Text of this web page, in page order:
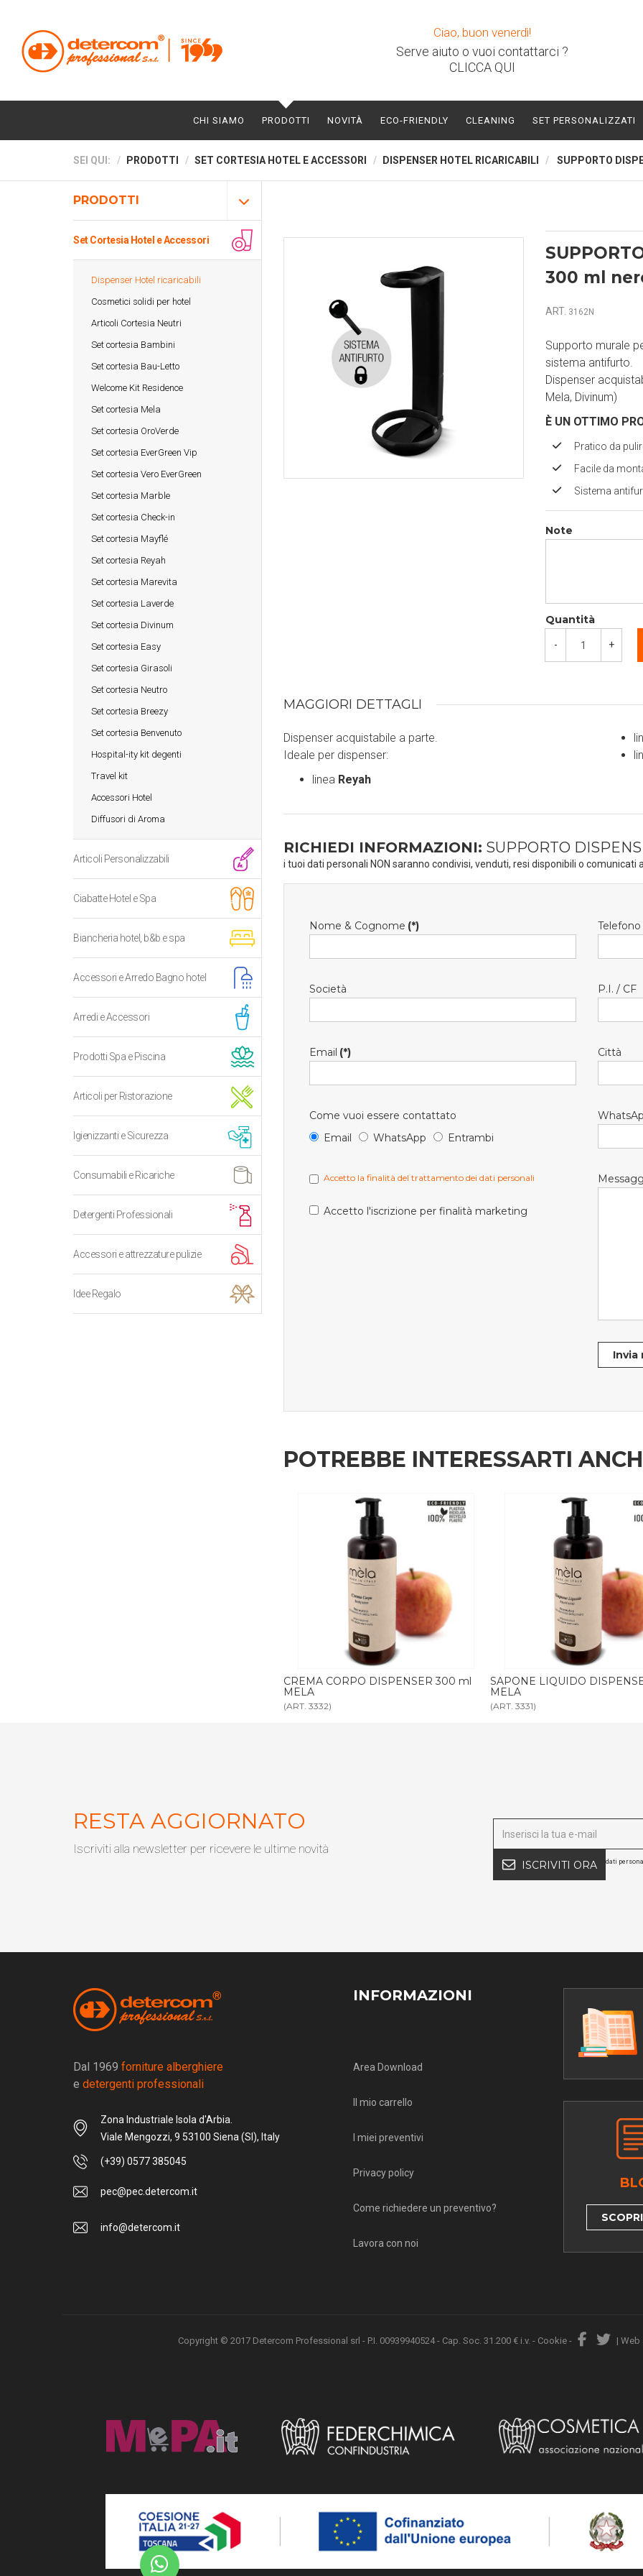
Ciao, buon venerdì!
Serve aiuto o vuoi contattarci ?
CLICCA QUI
CHI SIAMO PRODOTTI NOVITÀ ECO-FRIENDLY CLEANING SET PERSONALIZZATI
SEI QUI: PRODOTTI SET CORTESIA HOTEL E ACCESSORI DISPENSER HOTEL RICARICABILI SUPPORTO
PRODOTTI
Set Cortesia Hotel e Accessori
Dispenser Hotel ricaricabili
Cosmetici solidi per hotel
Articoli Cortesia Neutri
Set cortesia Bambini
Set cortesia Bau-Letto
Welcome Kit Residence
Set cortesia Mela
Set cortesia OroVerde
Set cortesia EverGreen Vip
Set cortesia Vero EverGreen
Set cortesia Marble
Set cortesia Check-in
Set cortesia Mayflé
Set cortesia Reyah
Set cortesia Marevita
Set cortesia Laverde
Set cortesia Divinum
Set cortesia Easy
Set cortesia Girasoli
Set cortesia Neutro
Set cortesia Breezy
Set cortesia Benvenuto
Hospital-ity kit degenti
Travel kit
Accessori Hotel
Diffusori di Aroma
Articoli Personalizzabili
Ciabatte Hotel e Spa
Biancheria hotel, b&b e spa
Accessori e Arredo Bagno hotel
Arredi e Accessori
Prodotti Spa e Piscina
Articoli per Ristorazione
Igienizzanti e Sicurezza
Consumabili e Ricariche
Detergenti Professionali
Accessori e attrezzature pulizie
Idee Regalo
300 ml
ART. 3162N
Supporto murale
sistema antifurto.
Dispenser
Mela, Divinum)
È UN OTTIMO
Pratico da
Facile da
Sistema
Note
Quantità
- +
MAGGIORI DETTAGLI
Dispenser acquistabile a parte.
Ideale per dispenser:
linea Reyah
RICHIEDI INFORMAZIONI: SUPPORTO
i tuoi dati personali NON saranno condivisi, venduti, resi disponibili o comunicati
Nome & Cognome (*) Telefono
Società P.I. / CF
Email (*) Città
Come vuoi essere contattato
Email
WhatsApp Entrambi
Accetto la finalità del trattamento dei dati personali
Accetto l'iscrizione per finalità marketing
Invia
POTREBBE INTERESSARTI
SAPONE LIQUIDO DISPENSER 300 ml
MELA
(ART. 3331)
BAGNODOCCIA MELA tanica
(ART. 3347)
RESTA AGGIORNATO
Iscriviti alla newsletter per ricevere le ultime novità
ISCRIVITI ORA dati
Dal 1969 forniture alberghiere
e detergenti professionali
Zona Industriale Isola d'Arbia.
Viale Mengozzi, 9 53100 Siena (SI), Italy
(+39) 0577 385045
pec@pec.detercom.it
info@detercom.it
INFORMAZIONI
Area Download
Il mio carrello
I miei preventivi
Privacy policy
Come richiedere un preventivo?
Lavora con noi
Copyright © 2017 Detercom Professional srl - P.I. 00939940524 - Cap. Soc. 31.200 € i.v. - Cookie - | Web